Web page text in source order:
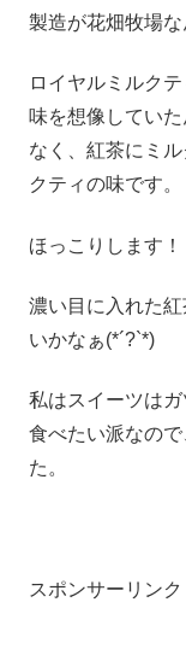
製造が花畑牧場
ロイヤルミルク
味を想像してい
なく、紅茶にミ
クティの味です。
ほっこりします！
濃い目に入れた
いかなぁ(*´?`*)
私はスイーツは
食べたい派なの
た。
スポンサーリンク